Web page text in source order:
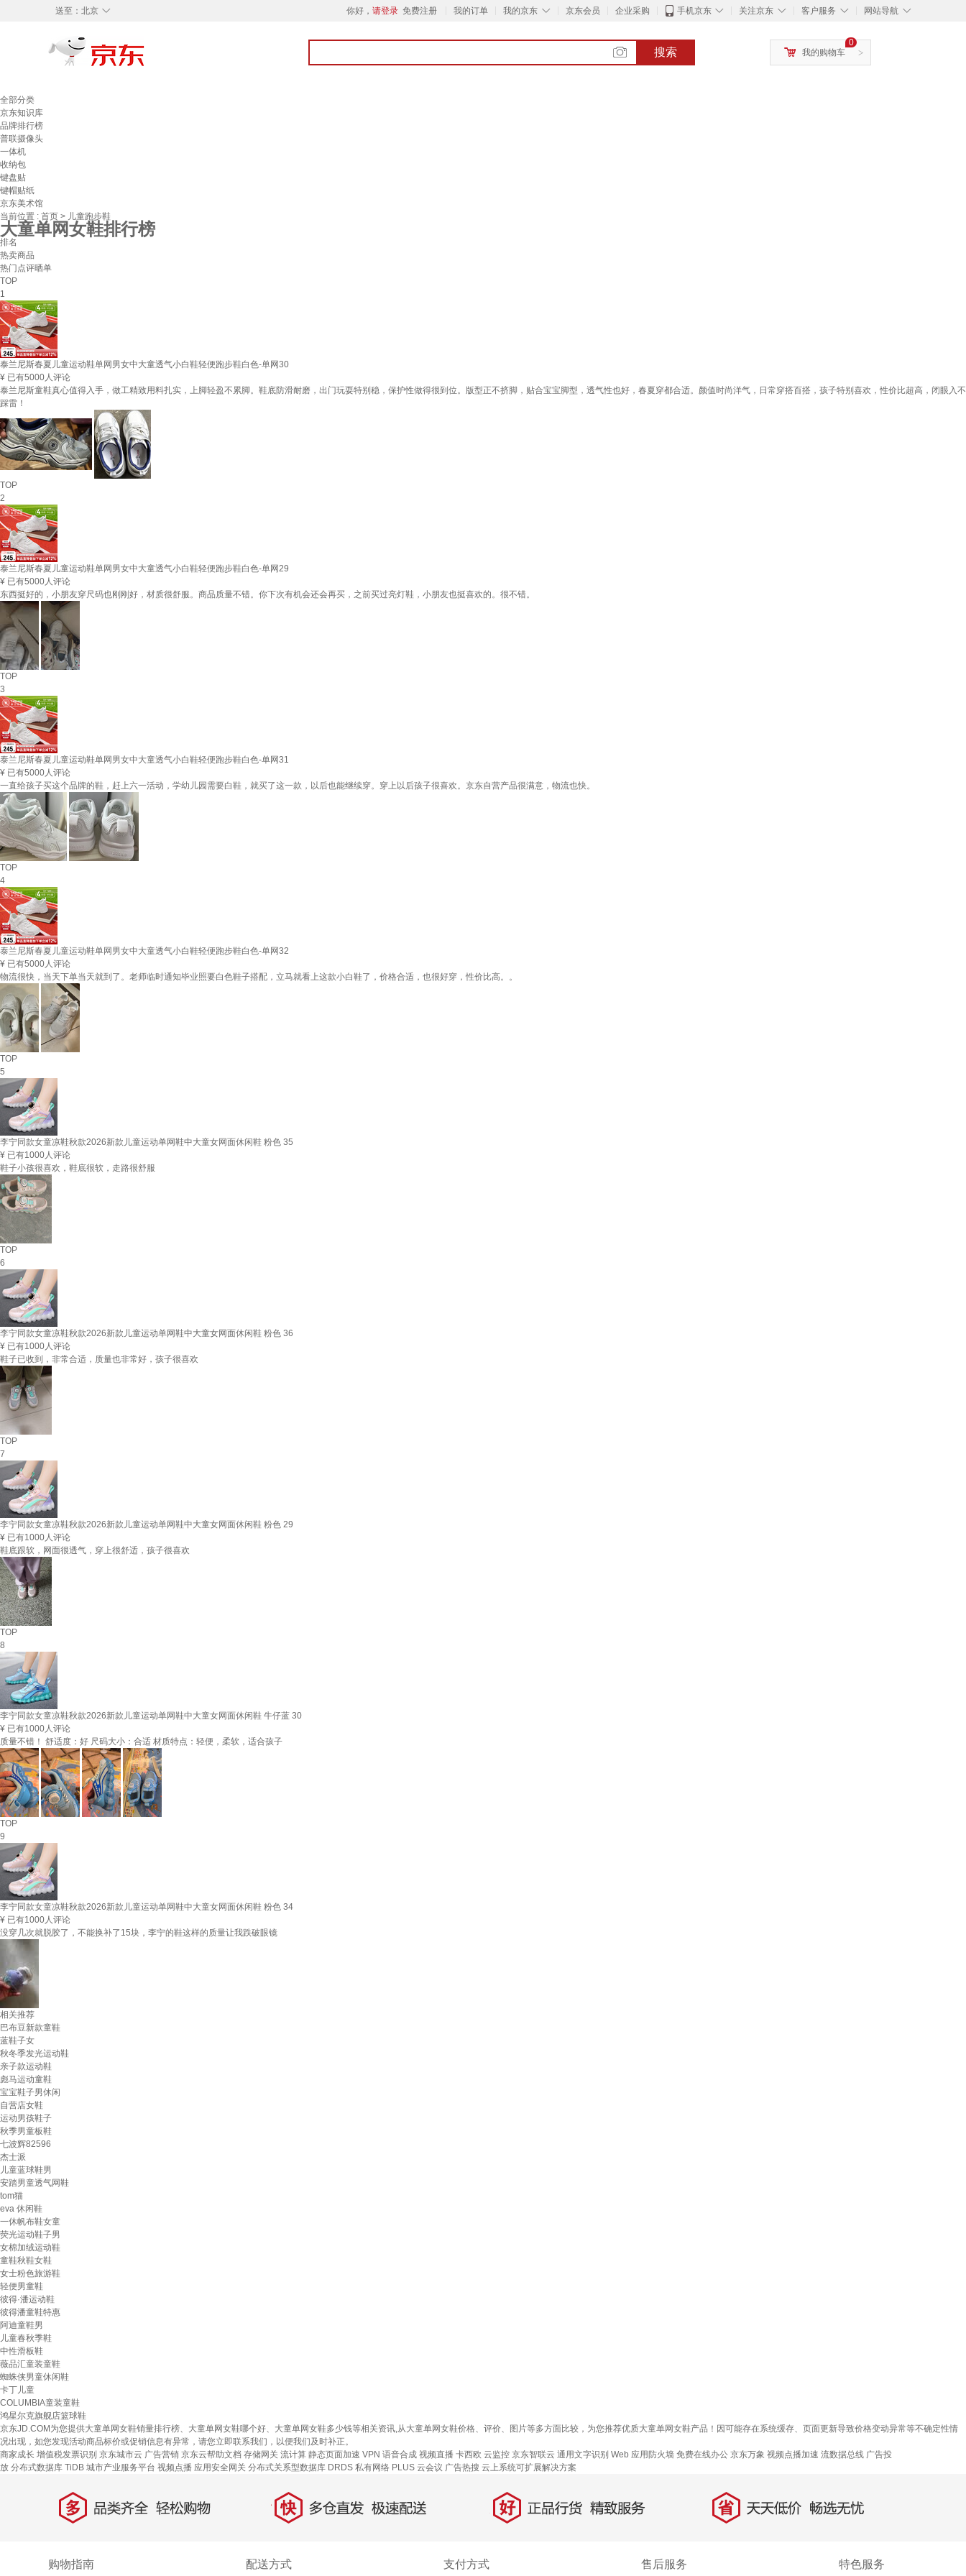
◇
送至： 北京 你好， 请登录 免费注册 我的订单 ◇
我的京东 京东会员 企业采购 ◇
手机京东 ◇
关注京东 ◇
客户服务 ◇
网站导航
搜索 >
0
我的购物车
全部分类
京东知识库
品牌排行榜
普联摄像头
一体机
收纳包
键盘贴
键帽贴纸
京东美术馆
当前位置 : 首页 > 儿童跑步鞋
大童单网女鞋排行榜
排名
热卖商品
热门点评晒单
TOP
1
泰兰尼斯春夏儿童运动鞋单网男女中大童透气小白鞋轻便跑步鞋白色-单网30
¥ 已有5000人评论
泰兰尼斯童鞋真心值得入手，做工精致用料扎实，上脚轻盈不累脚。鞋底防滑耐磨，出门玩耍特别稳，保护性做得很到位。版型正不挤脚，贴合宝宝脚型，透气性也好，春夏穿都合适。颜值时尚洋气，日常穿搭百搭，孩子特别喜欢，性价比超高，闭眼入不
踩雷！
TOP
2
泰兰尼斯春夏儿童运动鞋单网男女中大童透气小白鞋轻便跑步鞋白色-单网29
¥ 已有5000人评论
东西挺好的，小朋友穿尺码也刚刚好，材质很舒服。商品质量不错。你下次有机会还会再买，之前买过亮灯鞋，小朋友也挺喜欢的。很不错。
TOP
3
泰兰尼斯春夏儿童运动鞋单网男女中大童透气小白鞋轻便跑步鞋白色-单网31
¥ 已有5000人评论
一直给孩子买这个品牌的鞋，赶上六一活动，学幼儿园需要白鞋，就买了这一款，以后也能继续穿。穿上以后孩子很喜欢。京东自营产品很满意，物流也快。
TOP
4
泰兰尼斯春夏儿童运动鞋单网男女中大童透气小白鞋轻便跑步鞋白色-单网32
¥ 已有5000人评论
物流很快，当天下单当天就到了。老师临时通知毕业照要白色鞋子搭配，立马就看上这款小白鞋了，价格合适，也很好穿，性价比高。。
TOP
5
李宁同款女童凉鞋秋款2026新款儿童运动单网鞋中大童女网面休闲鞋 粉色 35
¥ 已有1000人评论
鞋子小孩很喜欢，鞋底很软，走路很舒服
TOP
6
李宁同款女童凉鞋秋款2026新款儿童运动单网鞋中大童女网面休闲鞋 粉色 36
¥ 已有1000人评论
鞋子已收到，非常合适，质量也非常好，孩子很喜欢
TOP
7
李宁同款女童凉鞋秋款2026新款儿童运动单网鞋中大童女网面休闲鞋 粉色 29
¥ 已有1000人评论
鞋底跟软，网面很透气，穿上很舒适，孩子很喜欢
TOP
8
李宁同款女童凉鞋秋款2026新款儿童运动单网鞋中大童女网面休闲鞋 牛仔蓝 30
¥ 已有1000人评论
质量不错！ 舒适度：好 尺码大小：合适 材质特点：轻便，柔软，适合孩子
TOP
9
李宁同款女童凉鞋秋款2026新款儿童运动单网鞋中大童女网面休闲鞋 粉色 34
¥ 已有1000人评论
没穿几次就脱胶了，不能换补了15块，李宁的鞋这样的质量让我跌破眼镜
相关推荐
巴布豆新款童鞋
蓝鞋子女
秋冬季发光运动鞋
亲子款运动鞋
彪马运动童鞋
宝宝鞋子男休闲
自营店女鞋
运动男孩鞋子
秋季男童板鞋
七波辉82596
杰士派
儿童蓝球鞋男
安踏男童透气网鞋
tom猫
eva 休闲鞋
一休帆布鞋女童
荧光运动鞋子男
女棉加绒运动鞋
童鞋秋鞋女鞋
女士粉色旅游鞋
轻便男童鞋
彼得·潘运动鞋
彼得潘童鞋特惠
阿迪童鞋男
儿童春秋季鞋
中性滑板鞋
薇品汇童装童鞋
蜘蛛侠男童休闲鞋
卡丁儿童
COLUMBIA童装童鞋
鸿星尔克旗舰店篮球鞋
京东JD.COM为您提供大童单网女鞋销量排行榜、大童单网女鞋哪个好、大童单网女鞋多少钱等相关资讯,从大童单网女鞋价格、评价、图片等多方面比较，为您推荐优质大童单网女鞋产品！因可能存在系统缓存、页面更新导致价格变动异常等不确定性情
况出现，如您发现活动商品标价或促销信息有异常，请您立即联系我们，以便我们及时补正。
商家成长 增值税发票识别 京东城市云 广告营销 京东云帮助文档 存储网关 流计算 静态页面加速 VPN 语音合成 视频直播 卡西欧 云监控 京东智联云 通用文字识别 Web 应用防火墙 免费在线办公 京东万象 视频点播加速 流数据总线 广告投
放 分布式数据库 TiDB 城市产业服务平台 视频点播 应用安全网关 分布式关系型数据库 DRDS 私有网络 PLUS 云会议 广告热搜 云上系统可扩展解决方案
多 品类齐全，轻松购物 快 多仓直发，极速配送 好 正品行货，精致服务 省 天天低价，畅选无忧
购物指南 配送方式 支付方式 售后服务 特色服务